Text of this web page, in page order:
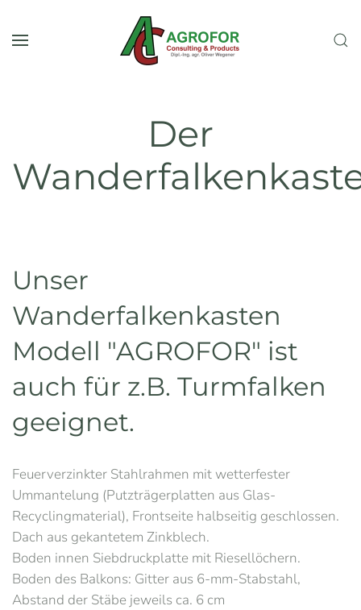
Skip to main content
Der
Unser
Wanderfalkenkasten
Modell "AGROFOR" ist
auch für z.B. Turmfalken
geeignet.
Feuerverzinkter Stahlrahmen mit wetterfester
Ummantelung (Putzträgerplatten aus Glas-
Recyclingmaterial), Frontseite halbseitig geschlossen.
Dach aus gekantetem Zinkblech.
Boden innen Siebdruckplatte mit Riesellöchern.
Boden des Balkons: Gitter aus 6-mm-Stabstahl,
Abstand der Stäbe jeweils ca. 6 cm